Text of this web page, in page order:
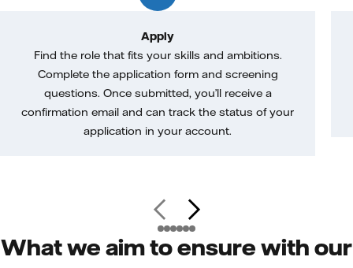
Apply
Find the role that fits your skills and ambitions.
Complete the application form and screening
questions. Once submitted, you’ll receive a
confirmation email and can track the status of your
application in your account.
What we aim to ensure with our